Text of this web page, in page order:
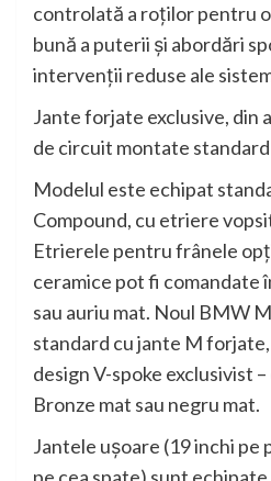
controlată a roţilor pentru
bună a puterii şi abordări
intervenţii reduse ale
Jante forjate exclusive, din
de circuit montate standard
Modelul este echipat
Compound, cu etriere
Etrierele pentru frânele
ceramice pot fi comandate
sau auriu mat. Noul BMW
standard cu jante M forjate,
design V-spoke exclusivist
Bronze mat sau negru mat.
Jantele uşoare (19 inchi pe